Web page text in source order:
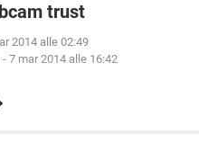
trust
2014 alle 02:49
- 7 mar 2014 alle 16:42